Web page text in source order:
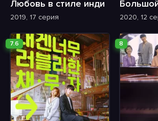
Любовь в стиле инди
2019, 17 серия 2020, 12
7.6 8